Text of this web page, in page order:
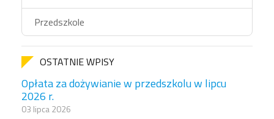
Przedszkole
OSTATNIE WPISY
Opłata za dożywianie w przedszkolu w lipcu
2026 r.
03 lipca 2026